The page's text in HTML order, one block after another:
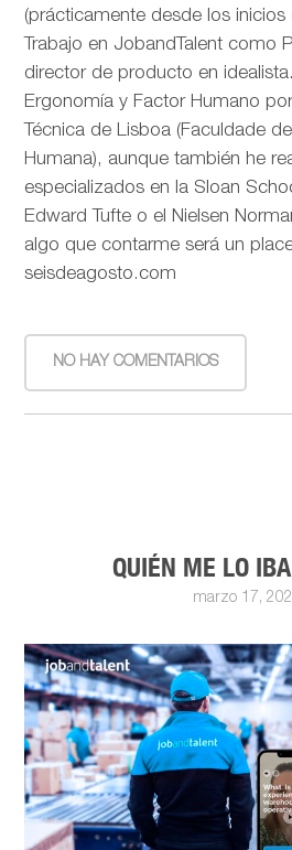
(prácticamente desde los inicios
Trabajo en JobandTalent como
director de producto en
Ergonomía y Factor Humano
Técnica de Lisboa (Faculdade
Humana), aunque también he
especializados en la Sloan
Edward Tufte o el Nielsen
algo que contarme será un
seisdeagosto.com
NO HAY COMENTARIOS
QUIÉN ME LO
marzo 17,